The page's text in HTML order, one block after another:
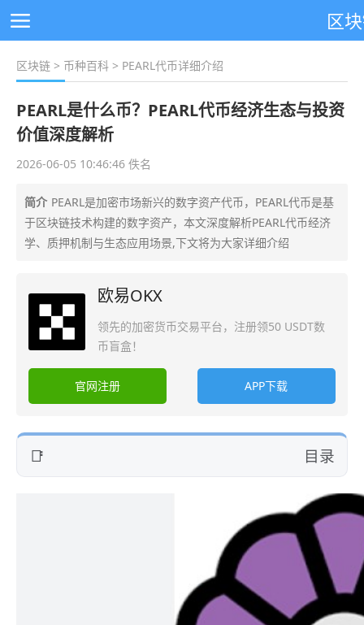
区
区块链 > 币种百科 > PEARL代币详细介绍
PEARL是什么币？PEARL代币经济生态与投资
价值深度解析
2026-06-05 10:46:46 佚名
简介 PEARL是加密市场新兴的数字资产代币，PEARL代币是基
于区块链技术构建的数字资产，本文深度解析PEARL代币经济
学、质押机制与生态应用场景,下文将为大家详细介绍
欧易OKX
领先的加密货币交易平台，注册领50 USDT数
币盲盒！
官网注册 APP下载
目录